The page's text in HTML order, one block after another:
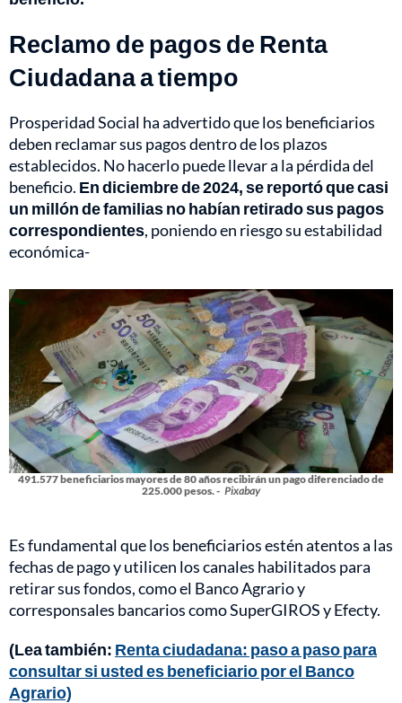
Reclamo de pagos de Renta
Ciudadana a tiempo
Prosperidad Social ha advertido que los beneficiarios
deben reclamar sus pagos dentro de los plazos
establecidos. No hacerlo puede llevar a la pérdida del
beneficio. En diciembre de 2024, se reportó que casi
un millón de familias no habían retirado sus pagos
correspondientes, poniendo en riesgo su estabilidad
económica-
491.577 beneficiarios mayores de 80 años recibirán un pago diferenciado de
225.000 pesos. - Pixabay
Es fundamental que los beneficiarios estén atentos a las
fechas de pago y utilicen los canales habilitados para
retirar sus fondos, como el Banco Agrario y
corresponsales bancarios como SuperGIROS y Efecty.
(Lea también: Renta ciudadana: paso a paso para
consultar si usted es beneficiario por el Banco
Agrario)